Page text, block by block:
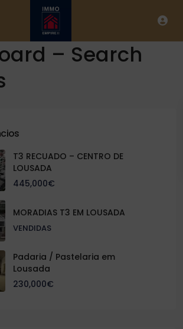
– Search
T3 RECUADO – CENTRO DE
LOUSADA
445,000€
MORADIAS T3 EM LOUSADA
VENDIDAS
Padaria / Pastelaria em
Lousada
230,000€